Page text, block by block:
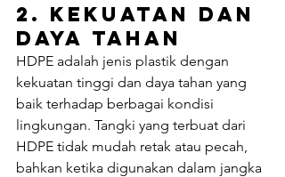
2. Kekuatan dan
Daya Tahan
HDPE adalah jenis plastik dengan
kekuatan tinggi dan daya tahan yang
baik terhadap berbagai kondisi
lingkungan. Tangki yang terbuat dari
HDPE tidak mudah retak atau pecah,
bahkan ketika digunakan dalam jangka